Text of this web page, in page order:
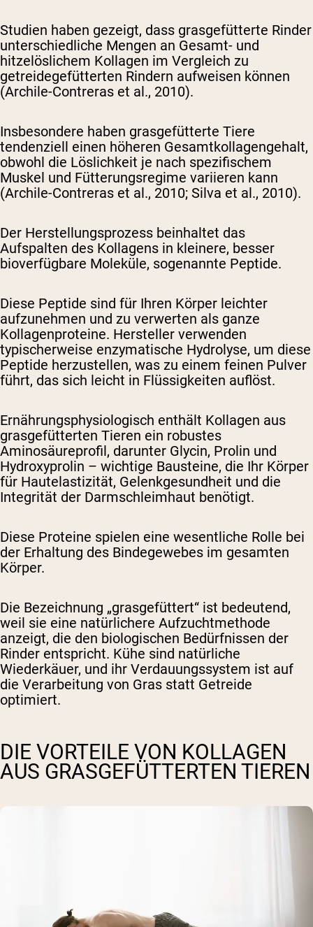
Studien haben gezeigt, dass grasgefütterte Rinder
unterschiedliche Mengen an Gesamt- und
hitzelöslichem Kollagen im Vergleich zu
getreidegefütterten Rindern aufweisen können
(Archile-Contreras et al., 2010).
Insbesondere haben grasgefütterte Tiere
tendenziell einen höheren Gesamtkollagengehalt,
obwohl die Löslichkeit je nach spezifischem
Muskel und Fütterungsregime variieren kann
(Archile-Contreras et al., 2010; Silva et al., 2010).
Der Herstellungsprozess beinhaltet das
Aufspalten des Kollagens in kleinere, besser
bioverfügbare Moleküle, sogenannte Peptide.
Diese Peptide sind für Ihren Körper leichter
aufzunehmen und zu verwerten als ganze
Kollagenproteine. Hersteller verwenden
typischerweise enzymatische Hydrolyse, um diese
Peptide herzustellen, was zu einem feinen Pulver
führt, das sich leicht in Flüssigkeiten auflöst.
Ernährungsphysiologisch enthält Kollagen aus
grasgefütterten Tieren ein robustes
Aminosäureprofil, darunter Glycin, Prolin und
Hydroxyprolin – wichtige Bausteine, die Ihr Körper
für Hautelastizität, Gelenkgesundheit und die
Integrität der Darmschleimhaut benötigt.
Diese Proteine spielen eine wesentliche Rolle bei
der Erhaltung des Bindegewebes im gesamten
Körper.
Die Bezeichnung „grasgefüttert“ ist bedeutend,
weil sie eine natürlichere Aufzuchtmethode
anzeigt, die den biologischen Bedürfnissen der
Rinder entspricht. Kühe sind natürliche
Wiederkäuer, und ihr Verdauungssystem ist auf
die Verarbeitung von Gras statt Getreide
optimiert.
DIE VORTEILE VON KOLLAGEN
AUS GRASGEFÜTTERTEN TIEREN